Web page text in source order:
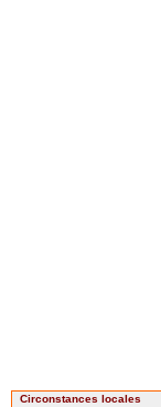
Circonstances locales